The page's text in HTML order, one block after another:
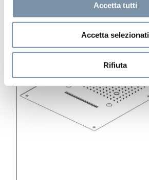
Accetta tutti
Accetta selezionati
Rifiuta